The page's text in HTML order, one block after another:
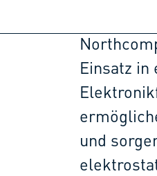
Einsatz in
und